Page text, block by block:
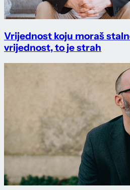
Vrijednost koju moraš
vrijednost, to je strah